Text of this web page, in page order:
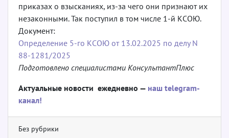
приказах о взысканиях, из-за чего они признают их
незаконными. Так поступил в том числе 1-й КСОЮ.
Документ:
Определение 5-го КСОЮ от 13.02.2025 по делу N
88-1281/2025
Подготовлено специалистами КонсультантПлюс
Актуальные новости ежедневно — наш telegram-
канал!
Без рубрики